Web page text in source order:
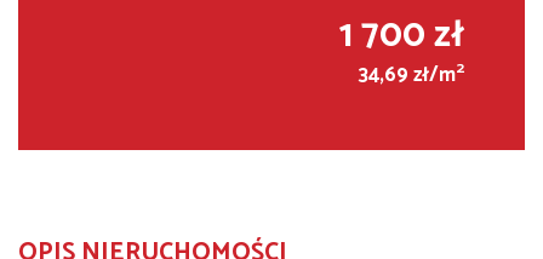
1 700 zł
34,69 zł/m2